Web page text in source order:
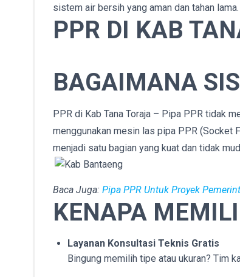
sistem air bersih yang aman dan tahan lama.
PPR DI KAB
BAGAIMANA
PPR di Kab Tana Toraja – Pipa PPR tidak
menggunakan mesin las pipa PPR (Socket
menjadi satu bagian yang kuat dan tidak
Baca Juga: Pipa PPR Untuk Proyek
KENAPA
Layanan Konsultasi Teknis Gratis
Bingung memilih tipe atau ukuran? Tim